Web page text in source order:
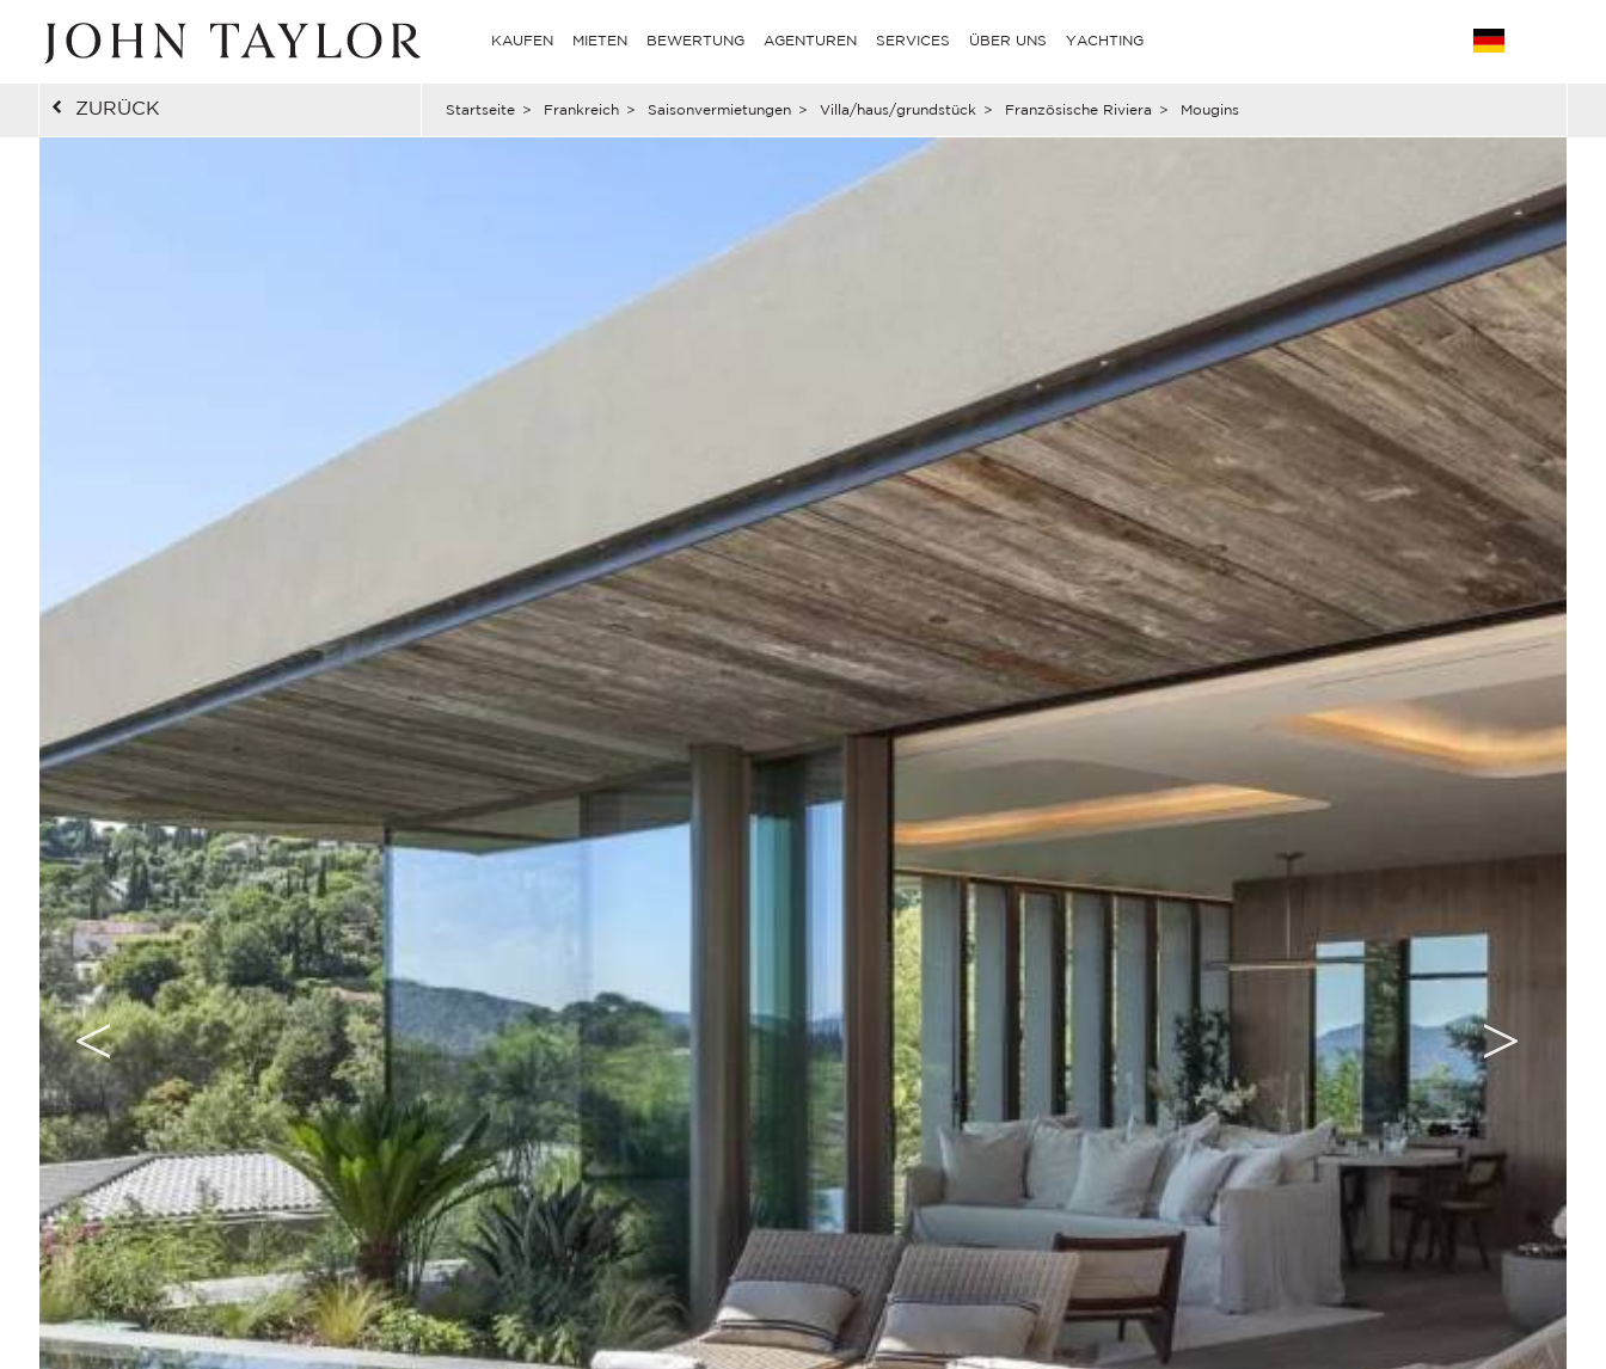
KAUFEN MIETEN BEWERTUNG AGENTUREN SERVICES ÜBER UNS YACHTING
ZURÜCK Startseite > Frankreich > Saisonvermietungen > Villa/haus/grundstück > Französische Riviera > Mougins